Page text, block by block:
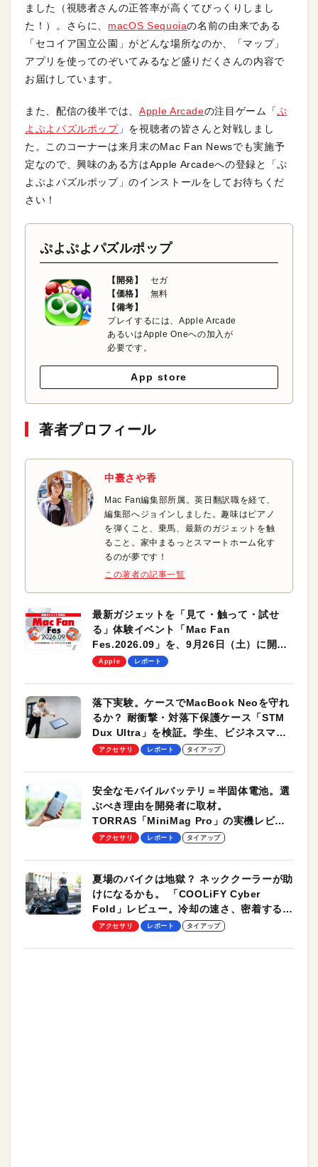
ました（視聴者さんの正答率が高くてびっくりしまし
た！）。さらに、 macOS Sequoiaの名前の由来である
「セコイア国立公園」がどんな場所なのか、「マップ」
アプリを使ってのぞいてみるなど盛りだくさんの内容で
お届けしています。
また、配信の後半では、Apple Arcadeの注目ゲーム「ぷ
よぷよパズルポップ」を視聴者の皆さんと対戦しまし
た。このコーナーは来月末のMac Fan Newsでも実施予
定なので、興味のある方はApple Arcadeへの登録と「ぷ
よぷよパズルポップ」のインストールをしてお待ちくだ
さい！
ぷよぷよパズルポップ
【開発】
セガ
【価格】
無料
【備考】
プレイするには、Apple Arcade
あるいはApple Oneへの加入が
必要です。
App store
著者プロフィール
中臺さや香
Mac Fan編集部所属。英日翻訳職を経て、
編集部へジョインしました。趣味はピアノ
を弾くこと、乗馬、最新のガジェットを触
ること。家中まるっとスマートホーム化す
るのが夢です！
この著者の記事一覧
最新ガジェットを「見て・触って・試せ
る」体験イベント「Mac Fan
Fes.2026.09」を、9月26日（土）に開催
します！
Apple レポート
落下実験。ケースでMacBook Neoを守れ
るか？ 耐衝撃・対落下保護ケース「STM
Dux Ultra」を検証。学生、ビジネスマン
のモバイルユースに最適！
アクセサリ レポート タイアップ
安全なモバイルバッテリ＝半固体電池。選
ぶべき理由を開発者に取材。
TORRAS「MiniMag Pro」の実機レビュ
ーも
アクセサリ レポート タイアップ
夏場のバイクは地獄？ ネッククーラーが助
けになるかも。 「COOLiFY Cyber
Fold」レビュー。冷却の速さ、密着する冷
却プレート、シンプルな操作性がグッド！
アクセサリ レポート タイアップ